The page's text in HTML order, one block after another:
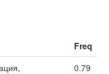
Freq
0.79